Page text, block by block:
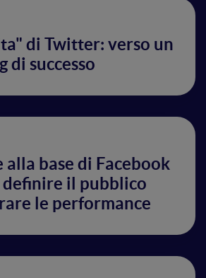
di Twitter: verso un
di successo
alla base di Facebook
definire il pubblico
le performance